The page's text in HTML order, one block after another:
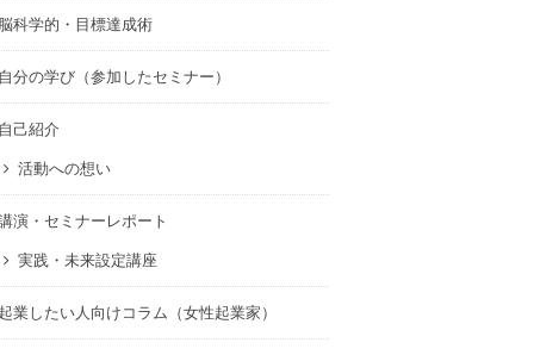
脳科学的・目標達成術
自分の学び（参加したセミナー）
自己紹介
活動への想い
演・セミナーレポート
実践・未来設定講座
起業したい人向けコラム（女性起業家）